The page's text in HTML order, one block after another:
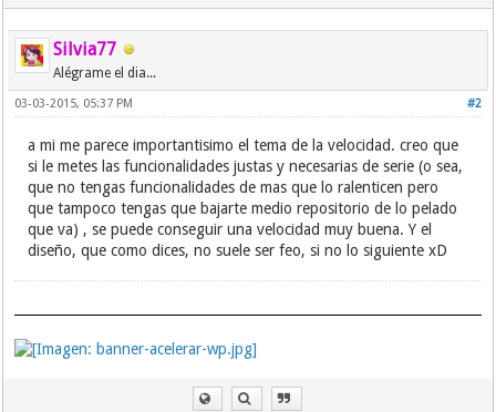
Silvia77
Alégrame el dia...
#2
03-03-2015, 05:37 PM
a mi me parece importantisimo el tema de la velocidad. creo que
si le metes las funcionalidades justas y necesarias de serie (o sea,
que no tengas funcionalidades de mas que lo ralenticen pero
que tampoco tengas que bajarte medio repositorio de lo pelado
que va) , se puede conseguir una velocidad muy buena. Y el
diseño, que como dices, no suele ser feo, si no lo siguiente xD